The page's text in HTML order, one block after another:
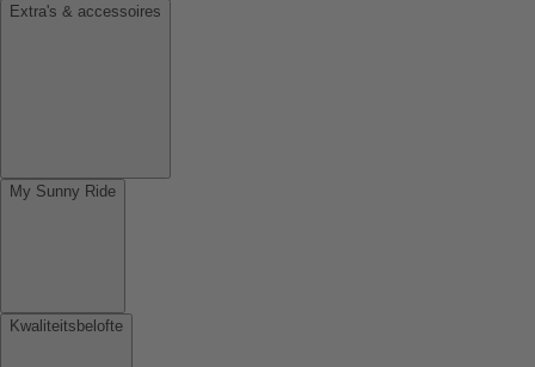
Extra's & accessoires
My Sunny Ride
Kwaliteitsbelofte